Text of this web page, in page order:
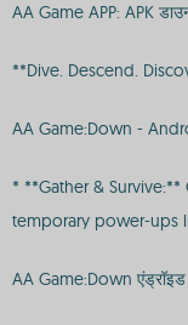
AA Game APP: APK
**Dive. Descend.
AA Game:Down -
* **Gather &
temporary power-ups
AA Game:Down